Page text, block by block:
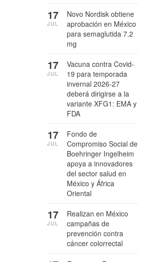
Novo Nordisk obtiene
aprobación en México
para semaglutida 7.2
mg
17
JUL
Vacuna contra Covid-
19 para temporada
invernal 2026-27
deberá dirigirse a la
variante XFG1: EMA y
FDA
17
JUL
Fondo de
Compromiso Social de
Boehringer Ingelheim
apoya a innovadores
del sector salud en
México y África
Oriental
17
JUL
Realizan en México
campañas de
prevención contra
cáncer colorrectal
17
JUL